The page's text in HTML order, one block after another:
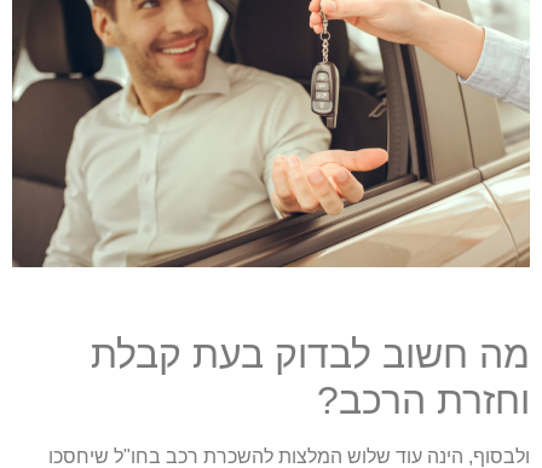
חשוב לבדוק בעת קבלת
הרכב?
הינה עוד שלוש המלצות להשכרת רכב בחו"ל שיחסכו